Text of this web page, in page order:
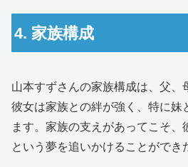
4. 家族構成
山本すずさんの家族構成は、父、
彼女は家族との絆が強く、特に妹
ます。家族の支えがあってこそ、
という夢を追いかけることができ